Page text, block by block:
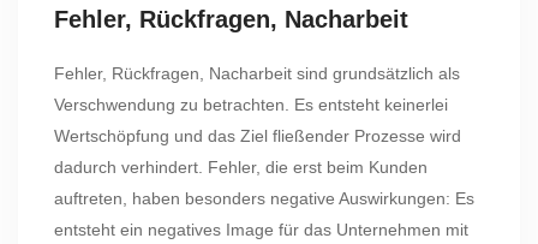
Fehler, Rückfragen, Nacharbeit
Fehler, Rückfragen, Nacharbeit sind grundsätzlich als
Verschwendung zu betrachten. Es entsteht keinerlei
Wertschöpfung und das Ziel fließender Prozesse wird
dadurch verhindert. Fehler, die erst beim Kunden
auftreten, haben besonders negative Auswirkungen: Es
entsteht ein negatives Image für das Unternehmen mit